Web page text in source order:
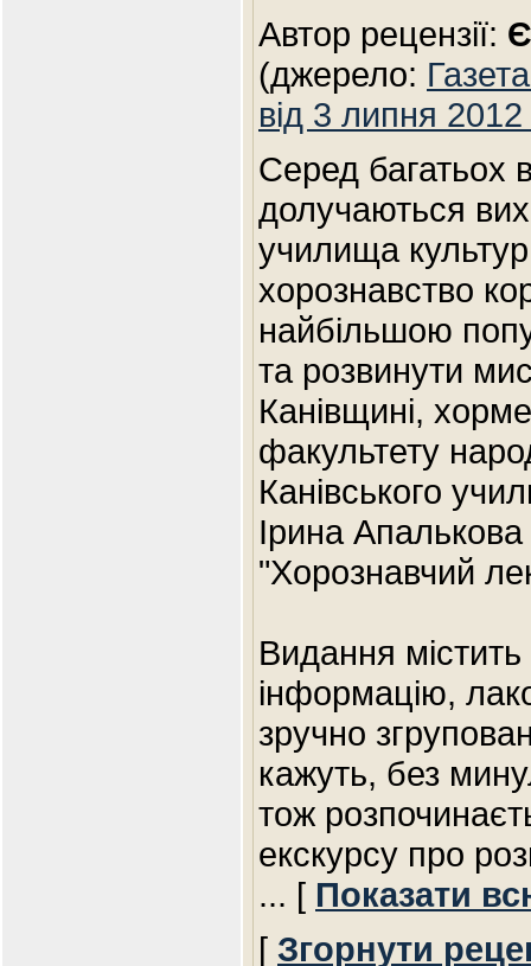
Автор рецензії:
(джерело:
від 3 липня 2012
Серед багатьох
долучаються
училища
хорознавство
найбільшою
та розвинути
Канівщині,
факультету
Канівського
Ірина
"Хорознавчий
Видання містить
інформацію,
зручно
кажуть, без
тож
екскурсу про
... [ Показати
[ Згорнути